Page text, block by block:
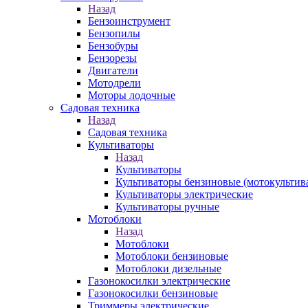
Назад
Бензоинструмент
Бензопилы
Бензобуры
Бензорезы
Двигатели
Мотодрели
Моторы лодочные
Садовая техника
Назад
Садовая техника
Культиваторы
Назад
Культиваторы
Культиваторы бензиновые
Культиваторы электрические
Культиваторы ручные
Мотоблоки
Назад
Мотоблоки
Мотоблоки бензиновые
Мотоблоки дизельные
Газонокосилки электрические
Газонокосилки бензиновые
Триммеры электрические